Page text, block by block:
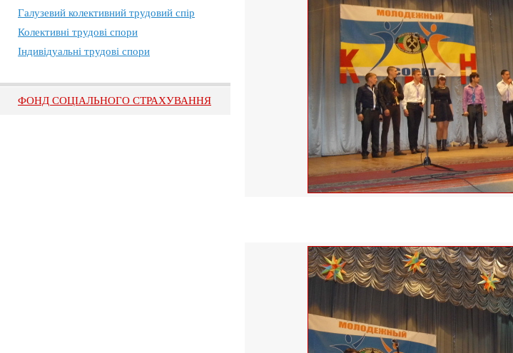
Галузевий колективний трудовий спір
Колективні трудові спори
Індивідуальні трудові спори
ФОНД СОЦІАЛЬНОГО СТРАХУВАННЯ